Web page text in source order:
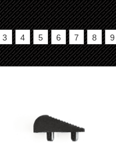
3 4 5 6 7 8 9